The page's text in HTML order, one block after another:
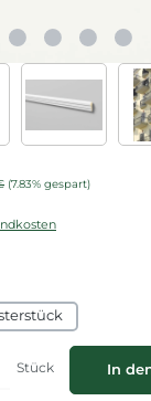
Preis:
(7.83% gespart)
Wert ein
Stück In